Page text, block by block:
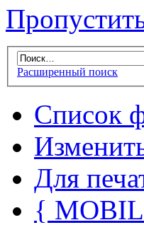
Расширенный поиск
Список
Для
{